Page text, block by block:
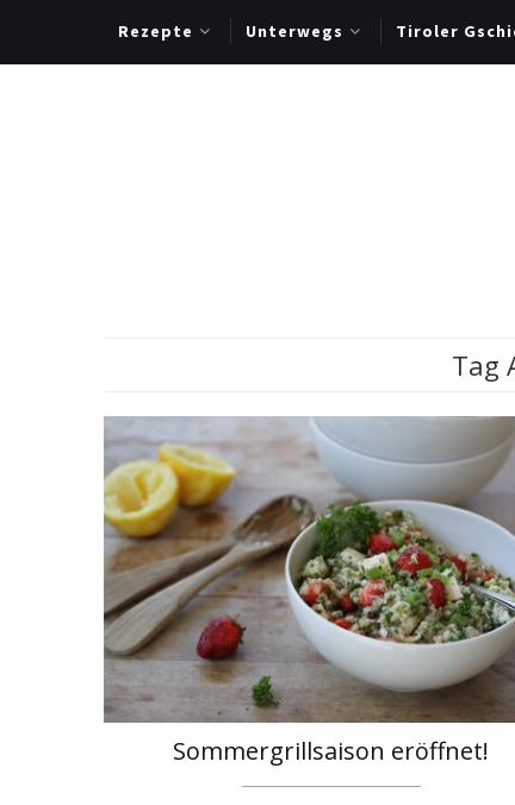
Rezepte Unterwegs Tiroler
Tag
Sommergrillsaison eröffnet!